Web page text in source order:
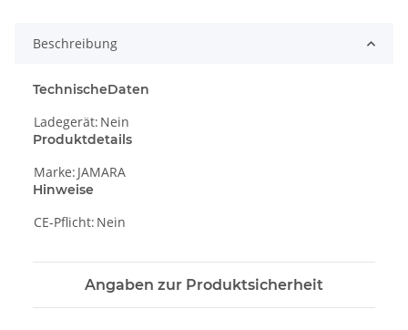
Beschreibung
TechnischeDaten
Ladegerät: Nein
Produktdetails
Marke: JAMARA
Hinweise
CE-Pflicht: Nein
Angaben zur Produktsicherheit